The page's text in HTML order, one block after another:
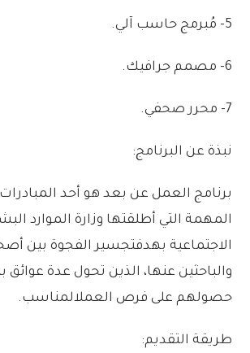
5- مُبرمج حاسب آلي.
6- مصمم جرافيك.
7- محرر صحفي.
نبذة عن البرنامج:
برنامج العمل عن بعد هو أحد المبادرات
المهمة التي أطلقتها وزارة الموارد
الاجتماعية بهدفتجسير الفجوة بين
والباحثين عنها، الذين تحول عدة عوائق
حصولهم على فرص العملالمناسب.
طريقة التقديم: